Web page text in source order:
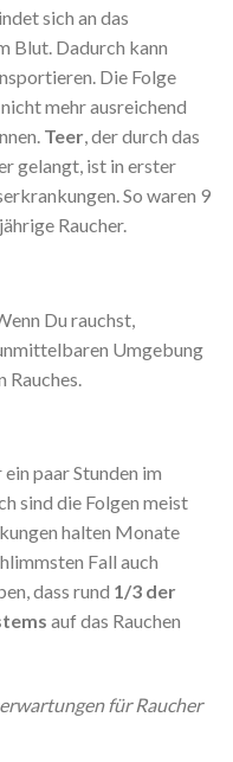
sich an das
Blut. Dadurch kann
Die Folge
mehr ausreichend
Teer, der durch das
gelangt, ist in erster
So waren 9
Raucher.
Du rauchst,
Umgebung
paar Stunden im
sind die Folgen meist
halten Monate
Fall auch
dass rund 1/3 der
auf das Rauchen
für Raucher